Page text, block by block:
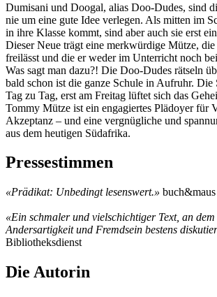
Dumisani und Doogal, alias Doo-Dudes, sind
nie um eine gute Idee verlegen. Als mitten im
in ihre Klasse kommt, sind aber auch sie erst
Dieser Neue trägt eine merkwürdige Mütze,
freilässt und die er weder im Unterricht noch
Was sagt man dazu?! Die Doo-Dudes rätseln
bald schon ist die ganze Schule in Aufruhr. Die
Tag zu Tag, erst am Freitag lüftet sich das
Tommy Mütze ist ein engagiertes Plädoyer für
Akzeptanz – und eine vergnügliche und
aus dem heutigen Südafrika.
Pressestimmen
«Prädikat: Unbedingt lesenswert.» buch&maus
«Ein schmaler und vielschichtiger Text, an
Andersartigkeit und Fremdsein bestens
Bibliotheksdienst
Die Autorin